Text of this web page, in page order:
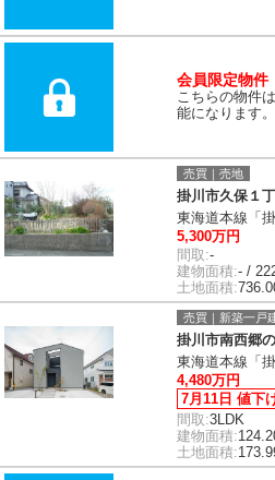
会員限定物件
こちらの物件
能になります。
売買｜売地
掛川市久保１
東海道本線「
5,300万円
間取:-
建物面積:- /
土地面積:
売買｜新築一戸
掛川市南西郷
東海道本線「
4,480万円
7月11日 値下
間取:3LDK
建物面積:
土地面積: